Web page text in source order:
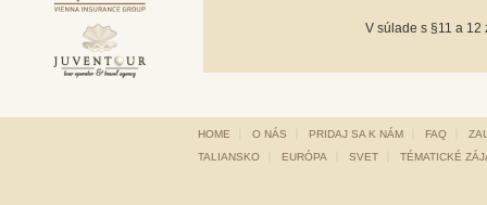
V súlade s §11 a 12
HOME O NÁS PRIDAJ SA K NÁM FAQ
TALIANSKO
EURÓPA SVET TÉMATICKÉ